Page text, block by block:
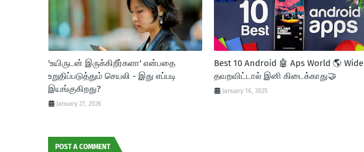
'உயிருடன் இருக்கிறீர்களா' என்பதை
உறுதிப்படுத்தும் செயலி - இது எப்படி
இயங்குகிறது?
January 27, 2026
Best 10 Android 🤖 Aps World 🌎 Wide
தவறவிட்டால் இனி கிடைக்காது🤝
January 16, 2025
POST A COMMENT